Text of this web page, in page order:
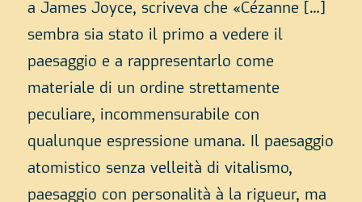
a James Joyce, scriveva che «Cézanne […]
sembra sia stato il primo a vedere il
paesaggio e a rappresentarlo come
materiale di un ordine strettamente
peculiare, incommensurabile con
qualunque espressione umana. Il paesaggio
atomistico senza velleità di vitalismo,
paesaggio con personalità à la rigueur, ma